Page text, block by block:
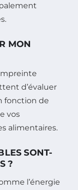
MON
d’évaluer
fonction de
vos
alimentaires.
SONT-
?
l’énergie